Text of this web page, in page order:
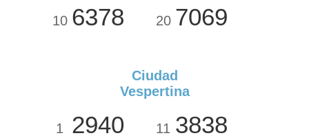
10 6378 20 7069
Ciudad
Vespertina
1 2940 11 3838